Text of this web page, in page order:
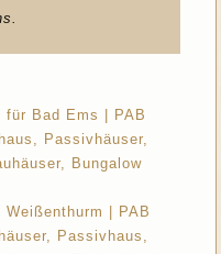
für Bad Ems | PAB
Passivhäuser,
Bungalow
Weißenthurm | PAB
Passivhaus,